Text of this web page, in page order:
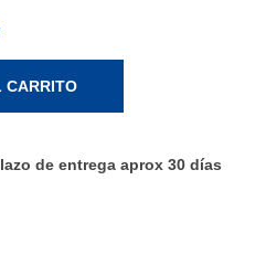
CARRITO
de entrega aprox 30 días